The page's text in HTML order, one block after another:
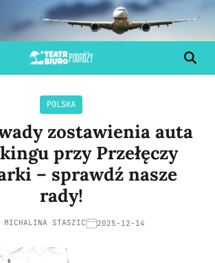
POLSKA
zostawienia auta
przy Przełęczy
– sprawdź nasze
rady!
MICHALINA STASZIC 2025-12-14